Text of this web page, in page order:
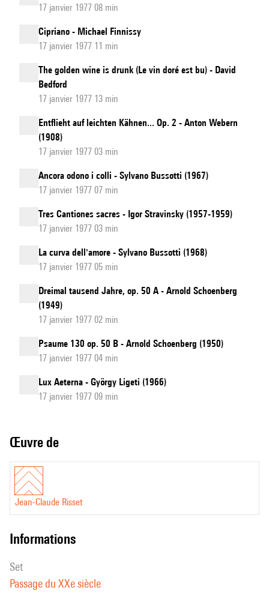
17 janvier 1977 08 min
Cipriano - Michael Finnissy
17 janvier 1977 11 min
The golden wine is drunk (Le vin doré est bu) - David
Bedford
17 janvier 1977 13 min
Entflieht auf leichten Kähnen... Op. 2 - Anton Webern
(1908)
17 janvier 1977 03 min
Ancora odono i colli - Sylvano Bussotti (1967)
17 janvier 1977 07 min
Tres Cantiones sacres - Igor Stravinsky (1957-1959)
17 janvier 1977 03 min
La curva dell'amore - Sylvano Bussotti (1968)
17 janvier 1977 05 min
Dreimal tausend Jahre, op. 50 A - Arnold Schoenberg
(1949)
17 janvier 1977 02 min
Psaume 130 op. 50 B - Arnold Schoenberg (1950)
17 janvier 1977 04 min
Lux Aeterna - György Ligeti (1966)
17 janvier 1977 09 min
Œuvre de
Jean-Claude Risset
informations
set
Passage du XXe siècle